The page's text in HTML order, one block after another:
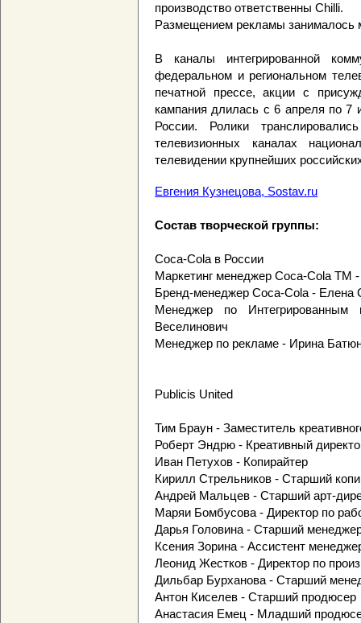
производство ответственны Chilli.
Размещением рекламы занималось
В каналы интегрированной
федеральном и региональном
печатной прессе, акции с
кампания длилась с 6 апреля по 7
России. Ролики
телевизионных каналах
телевидении крупнейших
Евгения Кузнецова, Sostav.ru
Состав творческой группы:
Coca-Cola в России
Маркетинг менеджер Coca-Cola TM
Бренд-менеджер Coca-Cola - Елена
Менеджер по Интегрированным
Веселинович
Менеджер по рекламе - Ирина
Publicis United
Тим Браун - Заместитель
Роберт Эндрю - Креативный
Иван Петухов - Копирайтер
Кирилл Стрельников - Старший
Андрей Мальцев - Старший арт-
Маряи Бомбусова - Директор по
Дарья Головина - Старший
Ксения Зорина - Ассистент
Леонид Жестков - Директор по
Дильбар Бурханова - Старший
Антон Киселев - Старший продюсер
Анастасия Емец - Младший